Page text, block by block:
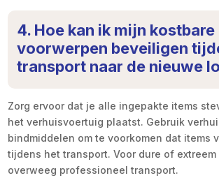
4. Hoe kan ik mijn kostbare
voorwerpen beveiligen
transport naar de nieuwe
Zorg ervoor dat je alle ingepakte items
het verhuisvoertuig plaatst. Gebruik
bindmiddelen om te voorkomen dat items
tijdens het transport. Voor dure of extreem
overweeg professioneel transport.